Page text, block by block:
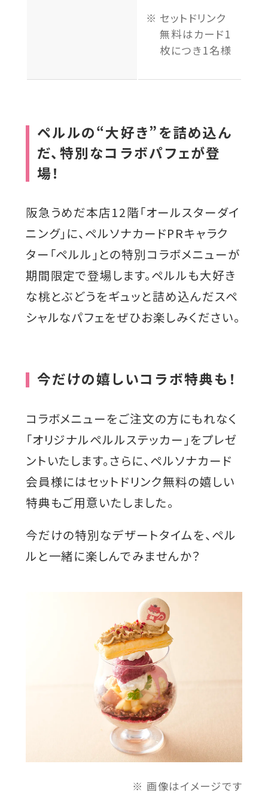
セットドリンク
無料はカード1
枚につき1名様
ペルルの“大好き”を詰め込ん
だ、特別なコラボパフェが登
場！
阪急うめだ本店12階「オールスターダイ
ニング」に、ペルソナカードPRキャラク
ター「ペルル」との特別コラボメニューが
期間限定で登場します。ペルルも大好き
な桃とぶどうをギュッと詰め込んだスペ
シャルなパフェをぜひお楽しみください。
今だけの嬉しいコラボ特典も！
コラボメニューをご注文の方にもれなく
「オリジナルペルルステッカー」をプレゼ
ントいたします。さらに、ペルソナカード
会員様にはセットドリンク無料の嬉しい
特典もご用意いたしました。
今だけの特別なデザートタイムを、ペル
ルと一緒に楽しんでみませんか？
画像はイメージです